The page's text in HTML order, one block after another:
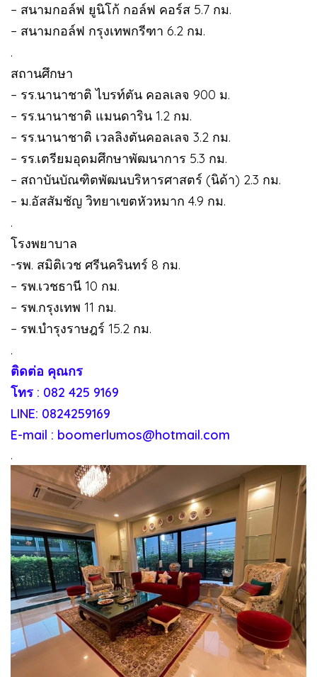
– สนามกอล์ฟ ยูนิโก้ กอล์ฟ คอร์ส 5.7 กม.
– สนามกอล์ฟ กรุงเทพกรีฑา 6.2 กม.
.
สถานศึกษา
– รร.นานาชาติ ไบรท์ตัน คอลเลจ 900 ม.
– รร.นานาชาติ แมนดาริน 1.2 กม.
– รร.นานาชาติ เวลลิงตันคอลเลจ 3.2 กม.
– รร.เตรียมอุดมศึกษาพัฒนาการ 5.3 กม.
– สถาบันบัณฑิตพัฒนบริหารศาสตร์ (นิด้า) 2.3 กม.
– ม.อัสสัมชัญ วิทยาเขตหัวหมาก 4.9 กม.
.
โรงพยาบาล
-รพ. สมิติเวช ศรีนครินทร์ 8 กม.
– รพ.เวชธานี 10 กม.
– รพ.กรุงเทพ 11 กม.
– รพ.บำรุงราษฎร์ 15.2 กม.
.
ติดต่อ คุณกร
โทร : 082 425 9169
LINE: 0824259169
E-mail : boomerlumos@hotmail.com
.